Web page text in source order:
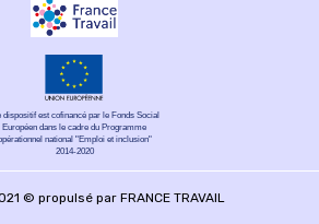
dispositif est cofinancé par le Fonds Social
Européen dans le cadre du Programme
national "Emploi et inclusion"
2014-2020
© propulsé par FRANCE TRAVAIL